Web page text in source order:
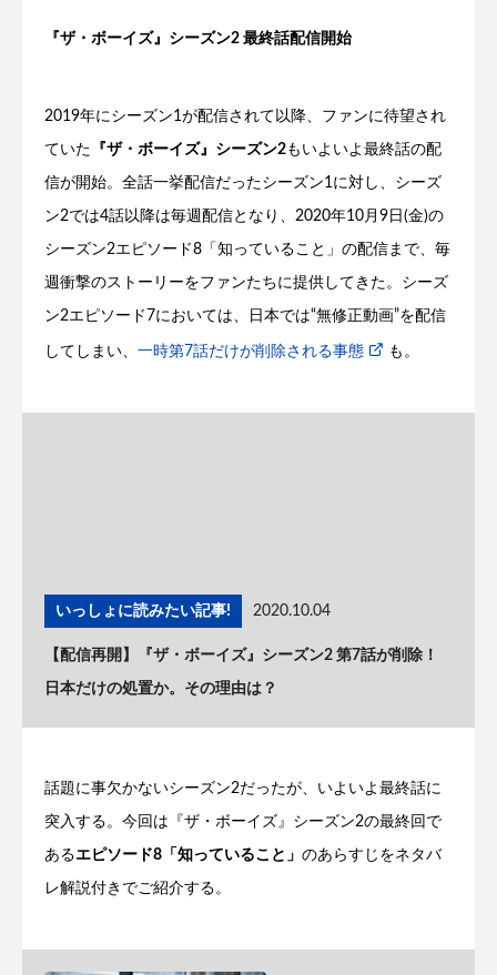
『ザ・ボーイズ』シーズン2 最終話配信開始
2019年にシーズン1が配信されて以降、ファンに待望され
ていた 『ザ・ボーイズ』シーズン2もいよいよ最終話の配
信が開始。全話一挙配信だったシーズン1に対し、シーズ
ン2では4話以降は毎週配信となり、2020年10月9日(金)の
シーズン2エピソード8「知っていること」の配信まで、毎
週衝撃のストーリーをファンたちに提供してきた。シーズ
ン2エピソード7においては、日本では“無修正動画”を配信
してしまい、 一時第7話だけが削除される事態 も。
いっしょに読みたい記事! 2020.10.04
【配信再開】『ザ・ボーイズ』シーズン2 第7話が削除！
日本だけの処置か。その理由は？
話題に事欠かないシーズン2だったが、いよいよ最終話に
突入する。今回は『ザ・ボーイズ』シーズン2の最終回で
あるエピソード8「知っていること」 のあらすじをネタバ
レ解説付きでご紹介する。